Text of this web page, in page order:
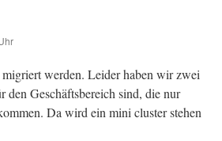
werden. Leider haben wir zwei
den Geschäftsbereich sind, die nur
Da wird ein mini cluster stehen